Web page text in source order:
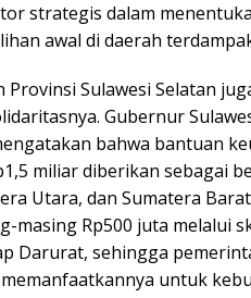
strategis dalam
awal di daerah
Sulawesi Selatan
Gubernur
bahwa bantuan
miliar diberikan sebagai
Utara, dan Sumatera
masing Rp500 juta melalui
Darurat, sehingga
untuk